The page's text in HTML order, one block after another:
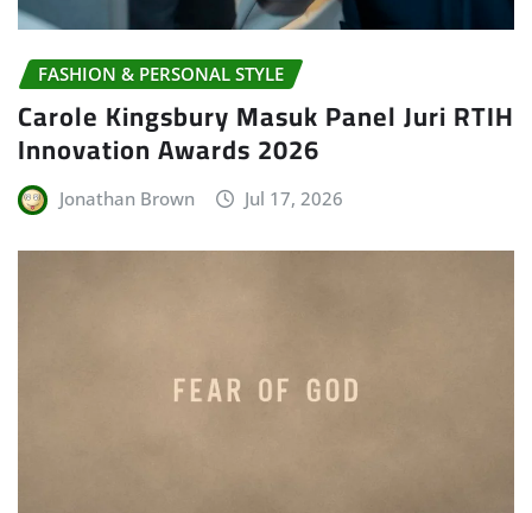
FASHION & PERSONAL STYLE
Carole Kingsbury Masuk Panel Juri RTIH
Innovation Awards 2026
Jonathan Brown Jul 17, 2026